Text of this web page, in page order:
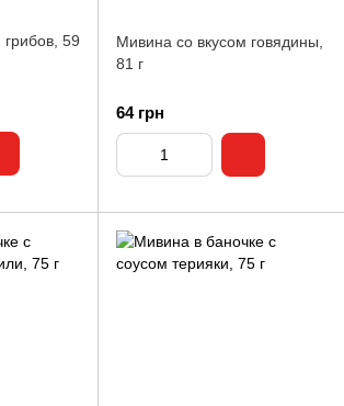
59
Мивина со вкусом говядины,
81 г
64 грн